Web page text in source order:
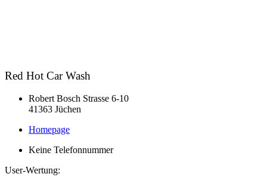
Red Hot Car Wash
Robert Bosch Strasse 6-10
41363 Jüchen
Homepage
Keine Telefonnummer
User-Wertung: